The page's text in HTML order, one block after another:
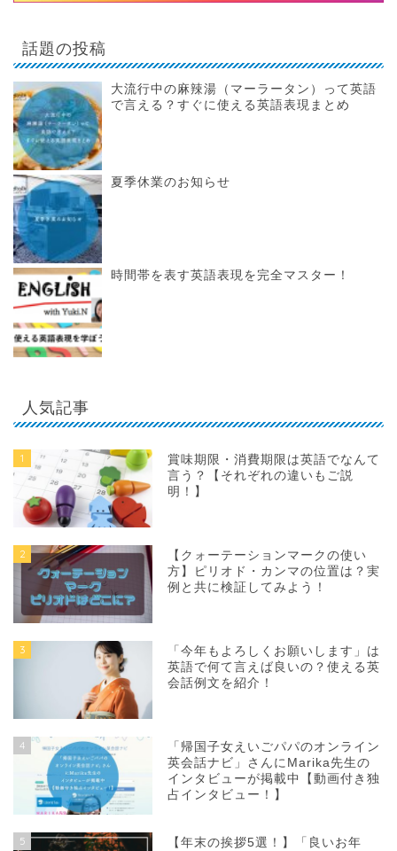
話題の投稿
大流行中の麻辣湯（マーラータン）って英語
で言える？すぐに使える英語表現まとめ
夏季休業のお知らせ
時間帯を表す英語表現を完全マスター！
人気記事
1
賞味期限・消費期限は英語でなんて
言う？【それぞれの違いもご説
明！】
2
【クォーテーションマークの使い
方】ピリオド・カンマの位置は？実
例と共に検証してみよう！
3
「今年もよろしくお願いします」は
英語で何て言えば良いの？使える英
会話例文を紹介！
4
「帰国子女えいごパパのオンライン
英会話ナビ」さんにMarika先生の
インタビューが掲載中【動画付き独
占インタビュー！】
5
【年末の挨拶5選！】「良いお年